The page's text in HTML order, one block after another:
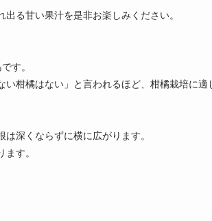
る甘い果汁を是非お楽しみください。
す。
柑橘はない」と言われるほど、柑橘栽培に適
深くならずに横に広がります。
す。